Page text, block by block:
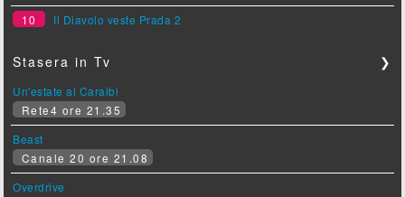
10
Il Diavolo veste Prada 2
Stasera in Tv ❯
Un'estate ai Caraibi
Rete4 ore 21.35
Beast
Canale 20 ore 21.08
Overdrive